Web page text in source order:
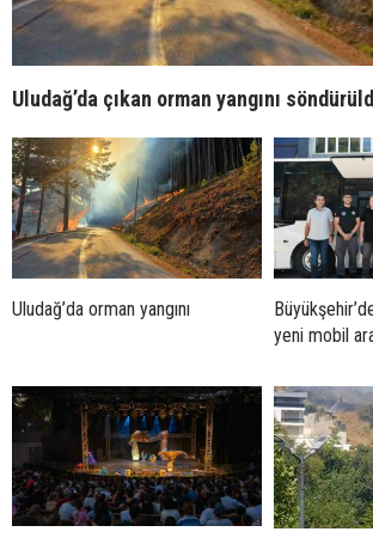
Uludağ’da çıkan orman yangını
Uludağ’da orman yangını
yeni mobil